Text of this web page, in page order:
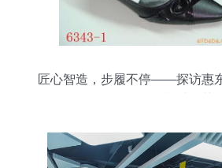
匠心智造，步履不停——探访惠